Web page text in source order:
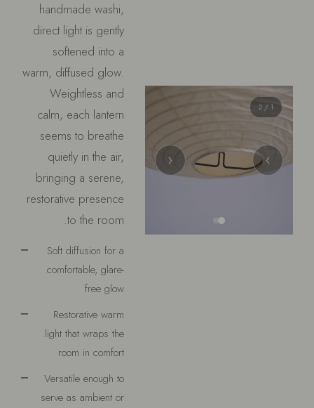
handmade washi,
direct light is gently
softened into a
warm, diffused glow.
Weightless and
calm, each lantern
seems to breathe
quietly in the air,
bringing a serene,
restorative presence
to the room.
Soft diffusion for a
comfortable, glare-
free glow
Restorative warm
light that wraps the
room in comfort
Versatile enough to
serve as ambient or
1
/ 2
‹ ›